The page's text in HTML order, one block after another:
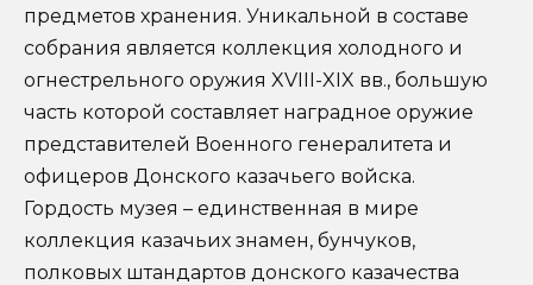
предметов хранения. Уникальной в составе
собрания является коллекция холодного и
огнестрельного оружия XVIII-XIX вв., большую
часть которой составляет наградное оружие
представителей Военного генералитета и
офицеров Донского казачьего войска.
Гордость музея – единственная в мире
коллекция казачьих знамен, бунчуков,
полковых штандартов донского казачества